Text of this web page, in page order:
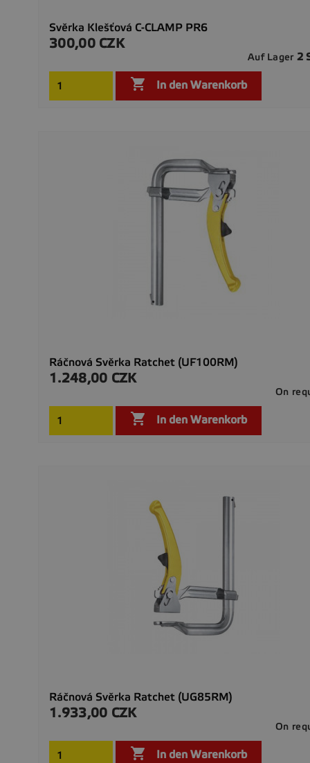
Svěrka Klešťová C-CLAMP PR6
Preis
300,00 CZK
Auf Lager 2
 In den Warenkorb
Ráčnová Svěrka Ratchet (UF100RM)
Preis
1.248,00 CZK
On
 In den Warenkorb
Ráčnová Svěrka Ratchet (UG85RM)
Preis
1.933,00 CZK
On
 In den Warenkorb